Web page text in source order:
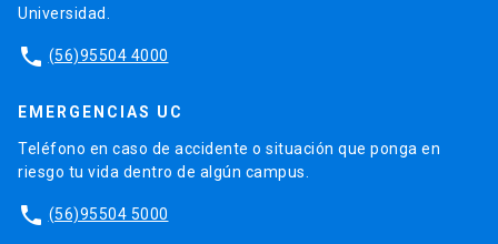
Universidad.
phone (56)95504 4000
EMERGENCIAS UC
Teléfono en caso de accidente o situación que ponga en
riesgo tu vida dentro de algún campus.
phone (56)95504 5000